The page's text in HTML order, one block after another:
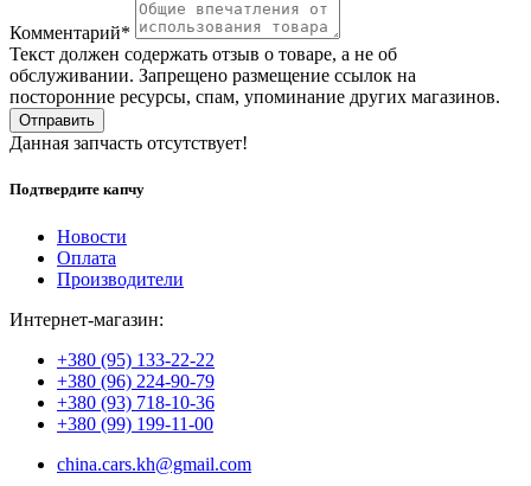
Комментарий*
Текст должен содержать отзыв о товаре, а не об
обслуживании. Запрещено размещение ссылок на
посторонние ресурсы, спам, упоминание других магазинов.
Отправить
Данная запчасть отсутствует!
Подтвердите капчу
Новости
Оплата
Производители
Интернет-магазин:
+380 (95) 133-22-22
+380 (96) 224-90-79
+380 (93) 718-10-36
+380 (99) 199-11-00
china.cars.kh@gmail.com